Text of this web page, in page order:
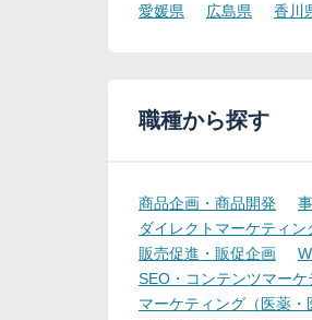
愛媛県 広島県 香川
職種から探す
商品企画・商品開発
ダイレクトマーケティ
販売促進・販促企画
SEO・コンテンツマーケ
マーケティング（医薬・